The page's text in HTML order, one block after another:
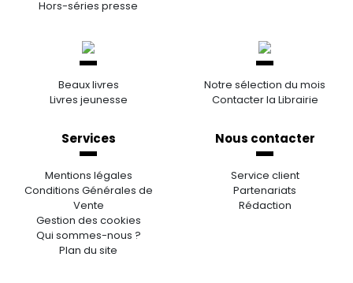
Hors-séries presse
Beaux livres
Livres jeunesse
Notre sélection du mois
Contacter la Librairie
Services
Mentions légales
Conditions Générales de
Vente
Gestion des cookies
Qui sommes-nous ?
Plan du site
Nous contacter
Service client
Partenariats
Rédaction